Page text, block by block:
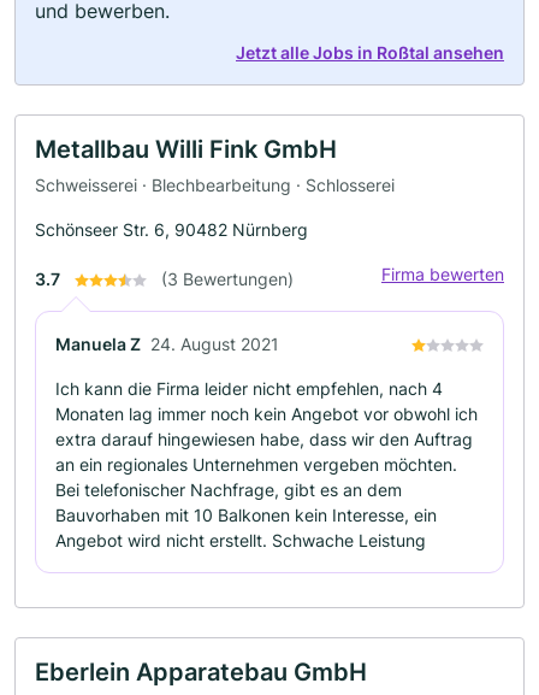
und bewerben.
Jetzt alle Jobs in Roßtal ansehen
Metallbau Willi Fink GmbH
Schweisserei · Blechbearbeitung · Schlosserei
Schönseer Str. 6, 90482 Nürnberg
3.7 (3 Bewertungen) Firma bewerten
Manuela Z 24. August 2021
Ich kann die Firma leider nicht empfehlen, nach 4
Monaten lag immer noch kein Angebot vor obwohl ich
extra darauf hingewiesen habe, dass wir den Auftrag
an ein regionales Unternehmen vergeben möchten.
Bei telefonischer Nachfrage, gibt es an dem
Bauvorhaben mit 10 Balkonen kein Interesse, ein
Angebot wird nicht erstellt. Schwache Leistung
Eberlein Apparatebau GmbH